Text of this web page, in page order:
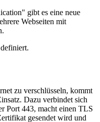
gibt es eine neue
Webseiten mit
zu verschlüsseln, kommt
Dazu verbindet sich
Port 443, macht einen TLS
gesendet wird und